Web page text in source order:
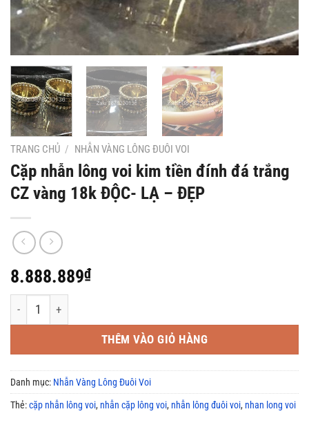
TRANG CHỦ / NHẪN VÀNG LÔNG ĐUÔI VOI
Cặp nhẫn lông voi kim tiền đính đá trắng
CZ vàng 18k ĐỘC- LẠ – ĐẸP
8.888.889₫
Cặp nhẫn lông voi kim tiền đính đá trắng CZ vàng 18k ĐỘC- LẠ -
THÊM VÀO GIỎ HÀNG
Danh mục: Nhẫn Vàng Lông Đuôi Voi
Thẻ:cặp nhẫn lông voi, nhẫn cặp lông voi, nhẫn lông đuôi voi, nhan long voi